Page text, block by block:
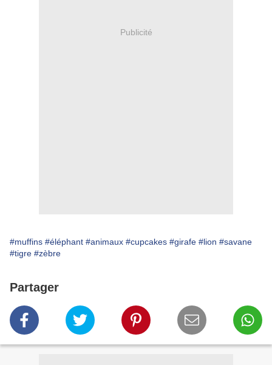
Publicité
#muffins #éléphant #animaux #cupcakes #girafe #lion #savane
#tigre #zèbre
Partager